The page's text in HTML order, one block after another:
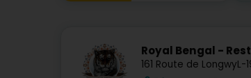
Royal Bengal -
161 Route de LongwyL-